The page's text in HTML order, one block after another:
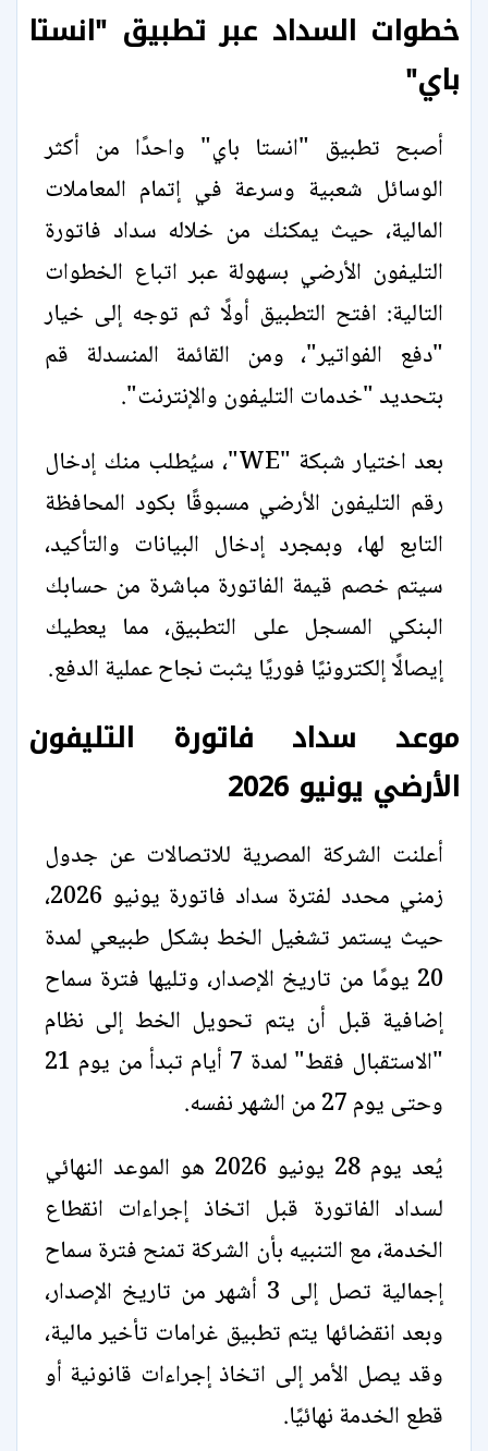
خطوات السداد عبر تطبيق "انستا
باي"
أصبح تطبيق "انستا باي" واحدًا من أكثر
الوسائل شعبية وسرعة في إتمام المعاملات
المالية، حيث يمكنك من خلاله سداد فاتورة
التليفون الأرضي بسهولة عبر اتباع الخطوات
التالية: افتح التطبيق أولًا ثم توجه إلى خيار
"دفع الفواتير"، ومن القائمة المنسدلة قم
بتحديد "خدمات التليفون والإنترنت".
بعد اختيار شبكة "WE"، سيُطلب منك إدخال
رقم التليفون الأرضي مسبوقًا بكود المحافظة
التابع لها، وبمجرد إدخال البيانات والتأكيد،
سيتم خصم قيمة الفاتورة مباشرة من حسابك
البنكي المسجل على التطبيق، مما يعطيك
إيصالًا إلكترونيًا فوريًا يثبت نجاح عملية الدفع.
موعد سداد فاتورة التليفون
الأرضي يونيو 2026
أعلنت الشركة المصرية للاتصالات عن جدول
زمني محدد لفترة سداد فاتورة يونيو 2026،
حيث يستمر تشغيل الخط بشكل طبيعي لمدة
20 يومًا من تاريخ الإصدار، وتليها فترة سماح
إضافية قبل أن يتم تحويل الخط إلى نظام
"الاستقبال فقط" لمدة 7 أيام تبدأ من يوم 21
وحتى يوم 27 من الشهر نفسه.
يُعد يوم 28 يونيو 2026 هو الموعد النهائي
لسداد الفاتورة قبل اتخاذ إجراءات انقطاع
الخدمة، مع التنبيه بأن الشركة تمنح فترة سماح
إجمالية تصل إلى 3 أشهر من تاريخ الإصدار،
وبعد انقضائها يتم تطبيق غرامات تأخير مالية،
وقد يصل الأمر إلى اتخاذ إجراءات قانونية أو
قطع الخدمة نهائيًا.